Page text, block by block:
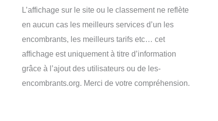
L’affichage sur le site ou le classement ne reflète
en aucun cas les meilleurs services d’un les
encombrants, les meilleurs tarifs etc… cet
affichage est uniquement à titre d’information
grâce à l’ajout des utilisateurs ou de les-
encombrants.org. Merci de votre compréhension.